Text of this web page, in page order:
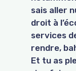
sais aller
droit à
services
rendre,
Et tu as